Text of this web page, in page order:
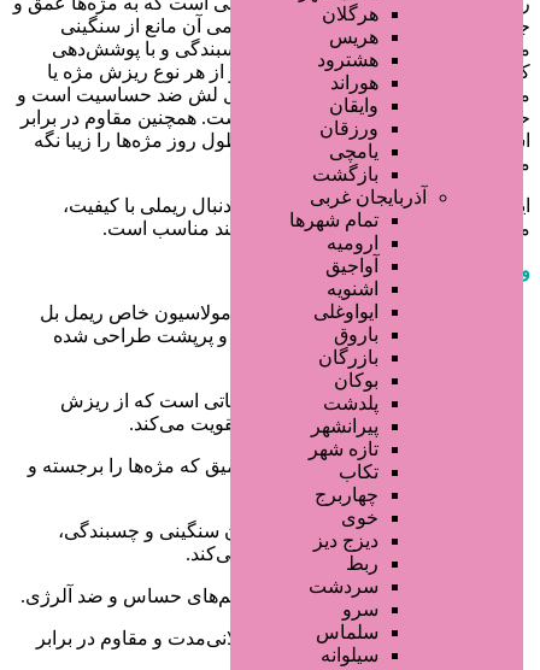
هرگلان
هریس
هشترود
هوراند
وایقان
ورزقان
یامچی
بازگشت
آذربایجان غربی
تمام شهر‌ها
ارومیه
آواجیق
اشنویه
ایواوغلی
باروق
بازرگان
بوکان
پلدشت
پیرانشهر
تازه شهر
تکاب
چهاربرج
خوی
دیزج دیز
ربط
سردشت
سرو
سلماس
سیلوانه
جذابیت ویژه‌ای می‌دهد و ساختار ابریشمی آن مانع از سنگینی
مژه‌ها می‌شود. این ریمل بدون ایجاد چسبندگی و با پوشش‌دهی
کامل، مژه‌ها را جدا و برجسته می‌کند و از هر نوع ریزش مژه یا
محصول جلوگیری می‌کند. ریمل بل فول لش ضد حساسیت است و
حتی برای چشم‌های حساس مناسب است. همچنین مقاوم در برابر
اشک و شرایط آب و هوایی است و در طول روز مژه‌ها را زیبا نگه
می‌دارد.
این محصول به‌ویژه برای افرادی که به دنبال ریملی با کیفیت،
ماندگاری طولانی، و بدون سنگینی هستند مناسب است.
ویژگی‌ها:
حجم‌دهنده و بلندکننده مژه‌ها:
فرمولاسیون خاص ریمل بل
فول لش برای ایجاد مژه‌های بلند و پرپشت طراحی شده
ترکیبات تقویت‌کننده: حاوی ترکیباتی است که از ریزش
مژه‌ها جلوگیری کرده و آن‌ها را تقویت می‌کند.
رنگ مشکی غنی:
رنگ مشکی عمیق که مژه‌ها را برجسته و
چشم‌ها را جذاب‌تر می‌کند.
ساختار ابریشمی و یکدست:
بدون سنگینی و چسبندگی،
مژه‌ها را به صورت طبیعی جدا می‌کند.
ضد حساسیت:مناسب برای چشم‌های حساس و ضد آلرژی.
مقاوم در برابر ریزش اشک:
طولانی‌مدت و مقاوم در برابر
اشک و شرایط محیطی.